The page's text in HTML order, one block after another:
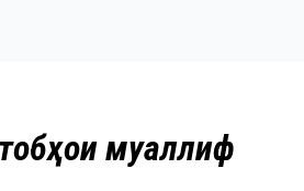
муаллиф